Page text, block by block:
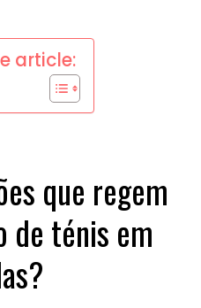
article:
que regem
de ténis em